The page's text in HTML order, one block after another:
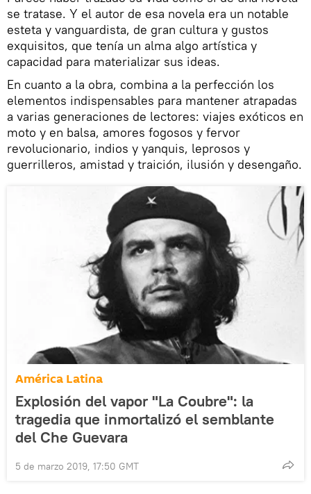
se tratase. Y el autor de esa novela era un notable
esteta y vanguardista, de gran cultura y gustos
exquisitos, que tenía un alma algo artística y
capacidad para materializar sus ideas.
En cuanto a la obra, combina a la perfección los
elementos indispensables para mantener atrapadas
a varias generaciones de lectores: viajes exóticos en
moto y en balsa, amores fogosos y fervor
revolucionario, indios y yanquis, leprosos y
guerrilleros, amistad y traición, ilusión y desengaño.
América Latina
Explosión del vapor "La Coubre": la
tragedia que inmortalizó el semblante
del Che Guevara
5 de marzo 2019, 17:50 GMT